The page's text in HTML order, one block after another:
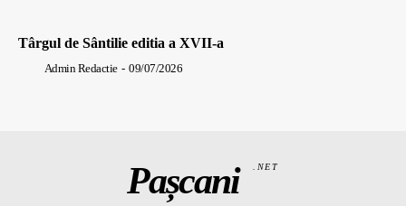
Târgul de Sântilie editia a XVII-a
Admin Redactie - 09/07/2026
Pașcani .NET